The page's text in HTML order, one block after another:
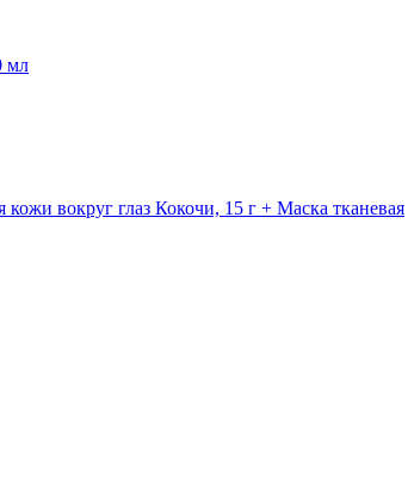
мл
вокруг глаз Кокочи, 15 г + Маска тканевая